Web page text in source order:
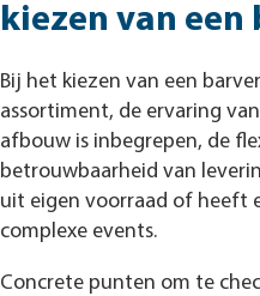
kiezen van
Bij het kiezen van een
assortiment, de ervaring
afbouw is inbegrepen, de
betrouwbaarheid van
uit eigen voorraad of heeft
complexe events.
Concrete punten om te